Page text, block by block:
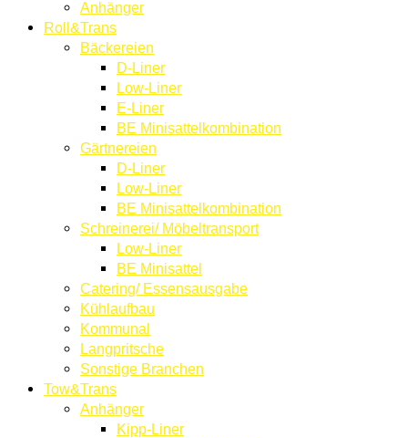
Anhänger
Roll&Trans
Bäckereien
D-Liner
Low-Liner
E-Liner
BE Minisattelkombination
Gärtnereien
D-Liner
Low-Liner
BE Minisattelkombination
Schreinerei/ Möbeltransport
Low-Liner
BE Minisattel
Catering/ Essensausgabe
Kühlaufbau
Kommunal
Langpritsche
Sonstige Branchen
Tow&Trans
Anhänger
Kipp-Liner